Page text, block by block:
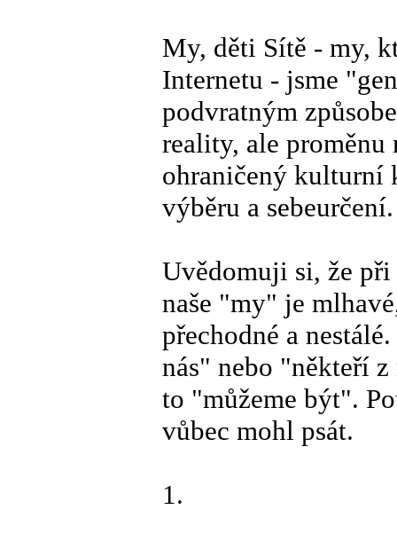
My, děti Sítě - my,
Internetu - jsme
podvratným
reality, ale
ohraničený kulturní
výběru a sebeurčení.
Uvědomuji si, že
naše "my" je
přechodné a
nás" nebo "někteří
to "můžeme být".
vůbec mohl psát.
1.